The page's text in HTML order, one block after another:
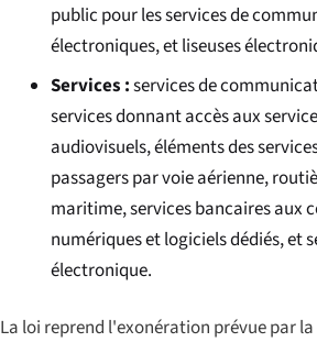
public pour les services de
électroniques, et liseuses
Services :services de
services donnant accès aux
audiovisuels, éléments des
passagers par voie aérienne,
maritime, services bancaires aux
numériques et logiciels dédiés, et
électronique.
La loi reprend l'exonération prévue par